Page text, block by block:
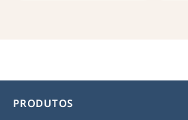
PRODUTOS